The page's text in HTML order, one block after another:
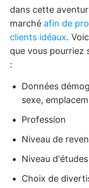
dans cette
marché afin de
clients idéaux.
que vous pourriez
:
Données
sexe,
Profession
Niveau de
Niveau d'études
Choix de